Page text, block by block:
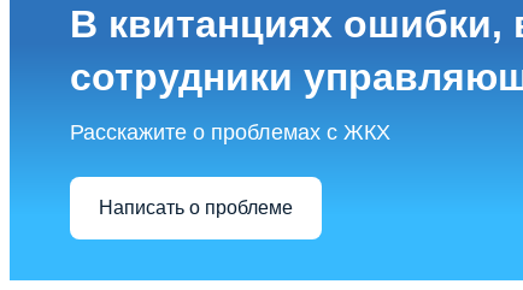
В квитанциях ошибки,
сотрудники
Расскажите о проблемах с ЖКХ
Написать о проблеме